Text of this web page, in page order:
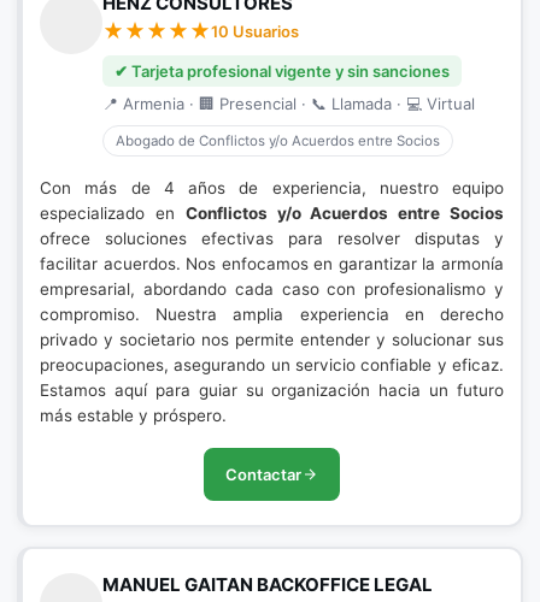
10 Usuarios
✔ Tarjeta profesional vigente y sin sanciones
📍 Armenia · 🏢 Presencial · 📞 Llamada · 💻 Virtual
Abogado de Conflictos y/o Acuerdos entre Socios
Con más de 4 años de experiencia, nuestro equipo
especializado en Conflictos y/o Acuerdos entre Socios
ofrece soluciones efectivas para resolver disputas y
facilitar acuerdos. Nos enfocamos en garantizar la armonía
empresarial, abordando cada caso con profesionalismo y
compromiso. Nuestra amplia experiencia en derecho
privado y societario nos permite entender y solucionar sus
preocupaciones, asegurando un servicio confiable y eficaz.
Estamos aquí para guiar su organización hacia un futuro
más estable y próspero.
Contactar
MANUEL GAITAN BACKOFFICE LEGAL